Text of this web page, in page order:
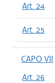
Art. 24
Art. 25
CAPO VII
Art. 26